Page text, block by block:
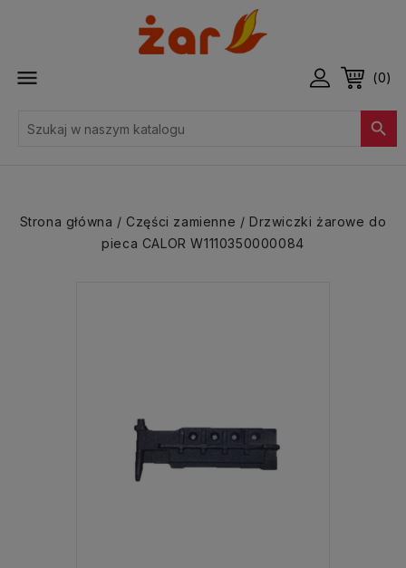
 (0)

Strona główna Części zamienne
Drzwiczki żarowe do
pieca CALOR W1110350000084